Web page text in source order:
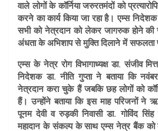
वाले लोगों के कॉर्निया जरुरतमंदों को
करने का कार्य किया जा रहा है। एम्स
सभी को नेत्रदान को लेकर जागरुक होने
अंधता के अभिशाप से मुक्ति दिलाने में सफलता
एम्स के नेत्र रोग विभागाध्यक्ष डा. संजीव
निदेशक डा. नीति गुप्ता ने बताया कि
नेत्रदान करा चुके हैं जबकि छह लोगों को
हैं। उन्होंने बताया कि इस माह परिजनों ने
पूनम देवी व रुड़की निवासी डा. गोविंद
महादान के संकल्प के साथ एम्स नेत्र बैंक को